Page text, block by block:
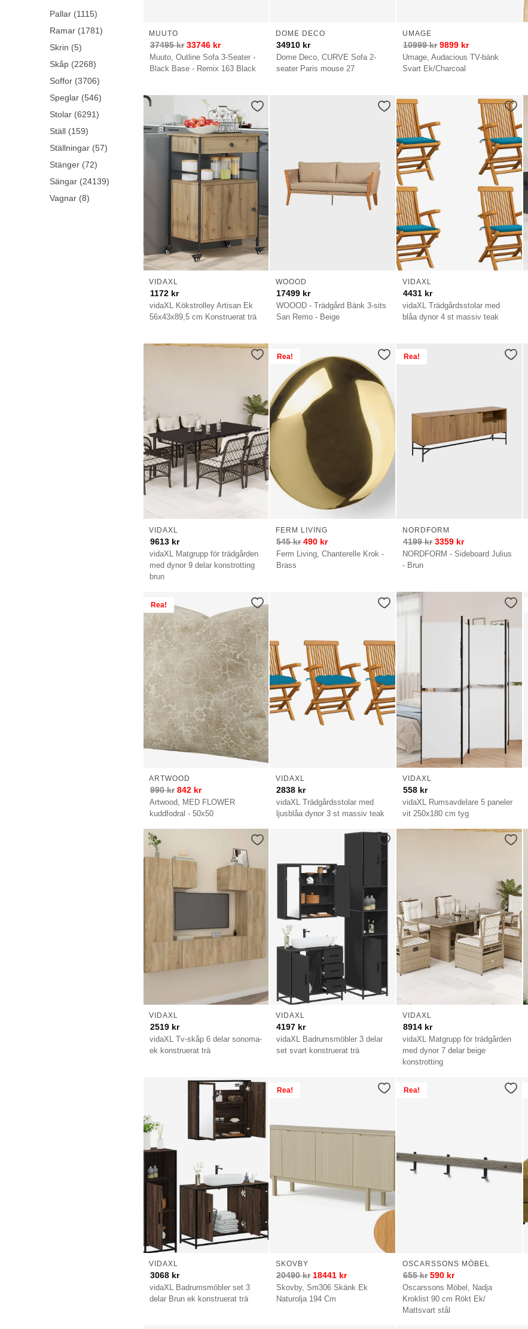
Muuto, Outline Sofa 3-Seater -
Black Base - Remix 163 Black
MUUTO
37495kr 33746 kr
Dome Deco, CURVE Sofa 2-
seater Paris mouse 27
DOME DECO
34910 kr
Umage, Audacious TV-bänk
Svart Ek/Charcoal
UMAGE
10999kr 9899 kr
vidaXL Kökstrolley Artisan Ek
56x43x89,5 cm Konstruerat trä
VIDAXL
1172 kr
WOOOD - Trädgård Bänk 3-sits
San Remo - Beige
WOOOD
17499 kr
vidaXL Trädgårdsstolar med
blåa dynor 4 st massiv teak
VIDAXL
4431 kr
vidaXL Matgrupp för trädgården
med dynor 9 delar konstrotting
brun
VIDAXL
9613 kr
Rea!
Ferm Living, Chanterelle Krok -
Brass
FERM LIVING
545kr 490 kr
Rea!
NORDFORM - Sideboard Julius
- Brun
NORDFORM
4199kr 3359 kr
Rea!
Artwood, MED FLOWER
kuddfodral - 50x50
ARTWOOD
990kr 842 kr
vidaXL Trädgårdsstolar med
ljusblåa dynor 3 st massiv teak
VIDAXL
2838 kr
vidaXL Rumsavdelare 5 paneler
vit 250x180 cm tyg
VIDAXL
558 kr
vidaXL Tv-skåp 6 delar sonoma-
ek konstruerat trä
VIDAXL
2519 kr
vidaXL Badrumsmöbler 3 delar
set svart konstruerat trä
VIDAXL
4197 kr
vidaXL Matgrupp för trädgården
med dynor 7 delar beige
konstrotting
VIDAXL
8914 kr
vidaXL Badrumsmöbler set 3
delar Brun ek konstruerat trä
VIDAXL
3068 kr
Rea!
Skovby, Sm306 Skänk Ek
Naturolja 194 Cm
SKOVBY
20490kr 18441 kr
Rea!
Oscarssons Möbel, Nadja
Kroklist 90 cm Rökt Ek/
Mattsvart stål
OSCARSSONS MÖBEL
655kr 590 kr
Pallar (1115)
Ramar (1781)
Skrin (5)
Skåp (2268)
Soffor (3706)
Speglar (546)
Stolar (6291)
Ställ (159)
Ställningar (57)
Stänger (72)
Sängar (24139)
Vagnar (8)